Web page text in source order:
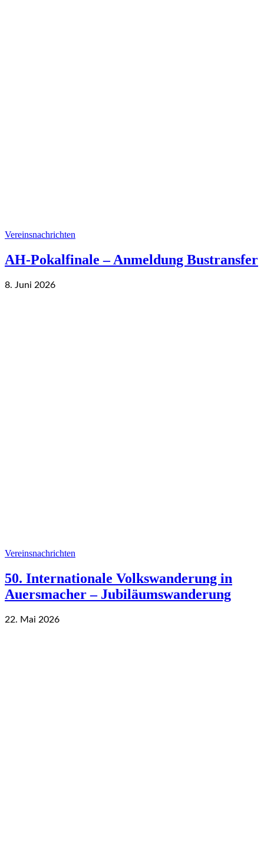
Vereinsnachrichten
AH-Pokalfinale – Anmeldung Bustransfer
8. Juni 2026
Vereinsnachrichten
50. Internationale Volkswanderung in
Auersmacher – Jubiläumswanderung
22. Mai 2026